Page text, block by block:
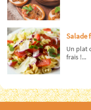
Salade
Un plat
frais !...